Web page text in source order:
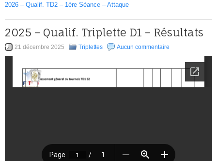
2026 – Qualif. TD2 – 1ère Séance – Attaque
2025 – Qualif. Triplette D1 – Résultats
21 décembre 2025 Triplettes Aucun commentaire